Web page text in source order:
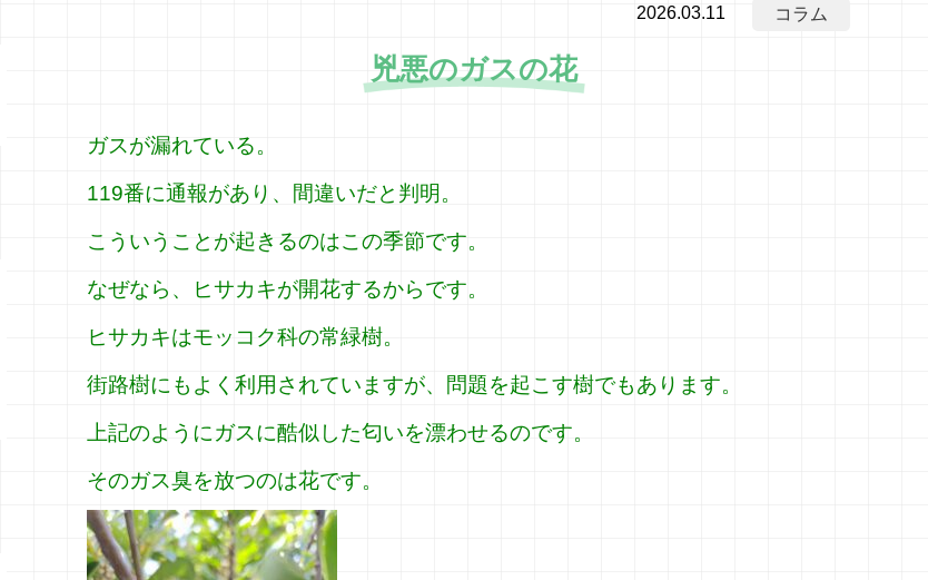
2026.03.11 コラム
兇悪のガスの花
ガスが漏れている。
119番に通報があり、間違いだと判明。
こういうことが起きるのはこの季節です。
なぜなら、ヒサカキが開花するからです。
ヒサカキはモッコク科の常緑樹。
街路樹にもよく利用されていますが、問題を起こす樹でもあります。
上記のようにガスに酷似した匂いを漂わせるのです。
そのガス臭を放つのは花です。